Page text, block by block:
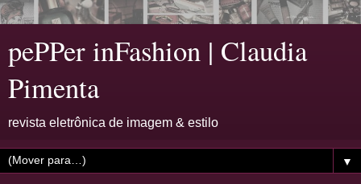
pePPer inFashion | Claudia
Pimenta
revista eletrônica de imagem & estilo
▼